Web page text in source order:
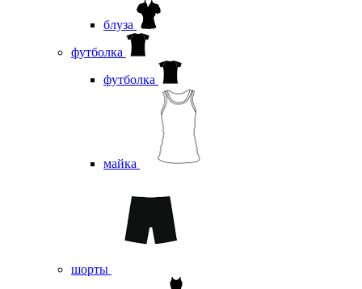
блуза
футболка
футболка
майка
шорты